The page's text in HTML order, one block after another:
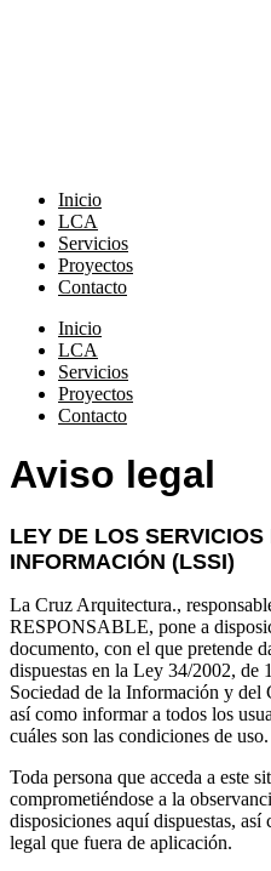
Inicio
LCA
Servicios
Proyectos
Contacto
Inicio
LCA
Servicios
Proyectos
Contacto
Aviso legal
LEY DE LOS
INFORMACIÓN (LSSI)
La Cruz Arquitectura.,
RESPONSABLE, pone a
documento, con el que pretende
dispuestas en la Ley 34/2002, de
Sociedad de la Información y
así como informar a todos los
cuáles son las condiciones de uso.
Toda persona que acceda a este
comprometiéndose a la
disposiciones aquí dispuestas,
legal que fuera de aplicación.